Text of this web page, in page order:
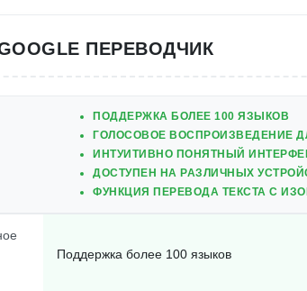
ПЕРЕВОДЧИК
ПОДДЕРЖКА БОЛЕЕ 100 ЯЗЫКОВ
ГОЛОСОВОЕ ВОСПРОИЗВЕДЕНИЕ
ИНТУИТИВНО ПОНЯТНЫЙ
ДОСТУПЕН НА РАЗЛИЧНЫХ
ФУНКЦИЯ ПЕРЕВОДА ТЕКСТА С
Поддержка более 100 языков